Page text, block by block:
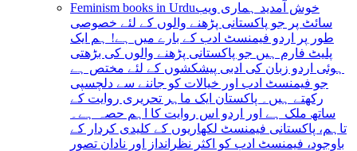
Feminism books in Urduخوش آمدید ہماری ویب
سائٹ پر جو پاکستانی پڑھنے والوں کے لئے خصوصی
طور پر اردو فیمنسٹ ادب کے بارے میں ہے! ہم ایک
پلیٹ فارم ہیں جو پاکستانی پڑھنے والوں کی بڑھتی
ہوئی اردو زبان کی ادبی پیشکشوں کے لئے مختص ہے
جو فیمنسٹ ادب اور خیالات کو جاننے سے دلچسپی
رکھتے ہیں۔ پاکستان ایک ماہر تحریری روایت کے
ساتھ ملک ہے اور اردو اس روایت کا اہم حصہ ہے۔
تاہم، پاکستانی فیمنسٹ لکھاریوں کے کلیدی کردار کے
باوجود، فیمنسٹ ادب کو اکثر نظرانداز اور نادان تصور